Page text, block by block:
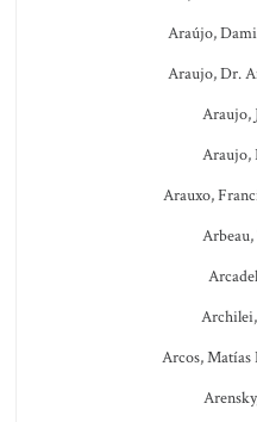
Araújo,
Araujo, Dr.
Araujo,
Araujo,
Arauxo,
Arcos, Matías